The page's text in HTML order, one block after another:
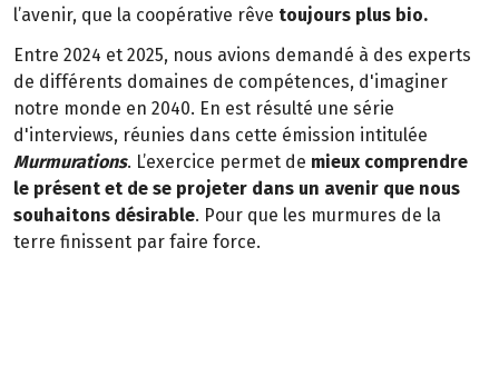
l’avenir, que la coopérative rêve toujours plus bio.
Entre 2024 et 2025, nous avions demandé à des experts
de différents domaines de compétences, d'imaginer
notre monde en 2040. En est résulté une série
d'interviews, réunies dans cette émission intitulée
Murmurations. L’exercice permet de mieux comprendre
le présent et de se projeter dans un avenir que nous
souhaitons désirable. Pour que les murmures de la
terre finissent par faire force.